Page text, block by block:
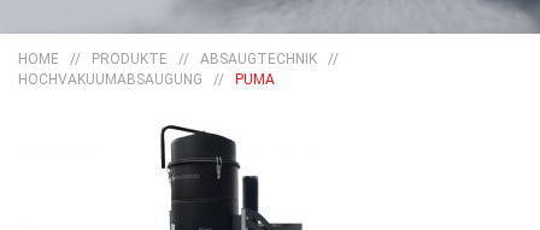
HOME // PRODUKTE // ABSAUGTECHNIK
//
HOCHVAKUUMABSAUGUNG
// PUMA